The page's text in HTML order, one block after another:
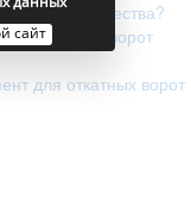
их преимущества?
откатных ворот
для откатных ворот
сайт